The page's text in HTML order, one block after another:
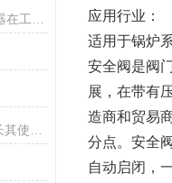
应用行业：
适用于锅炉
安全阀是阀
展，在带有
造商和贸易
分点。安全
自动启闭，